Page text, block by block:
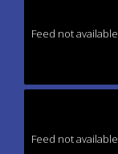
Feed not available
Feed not available